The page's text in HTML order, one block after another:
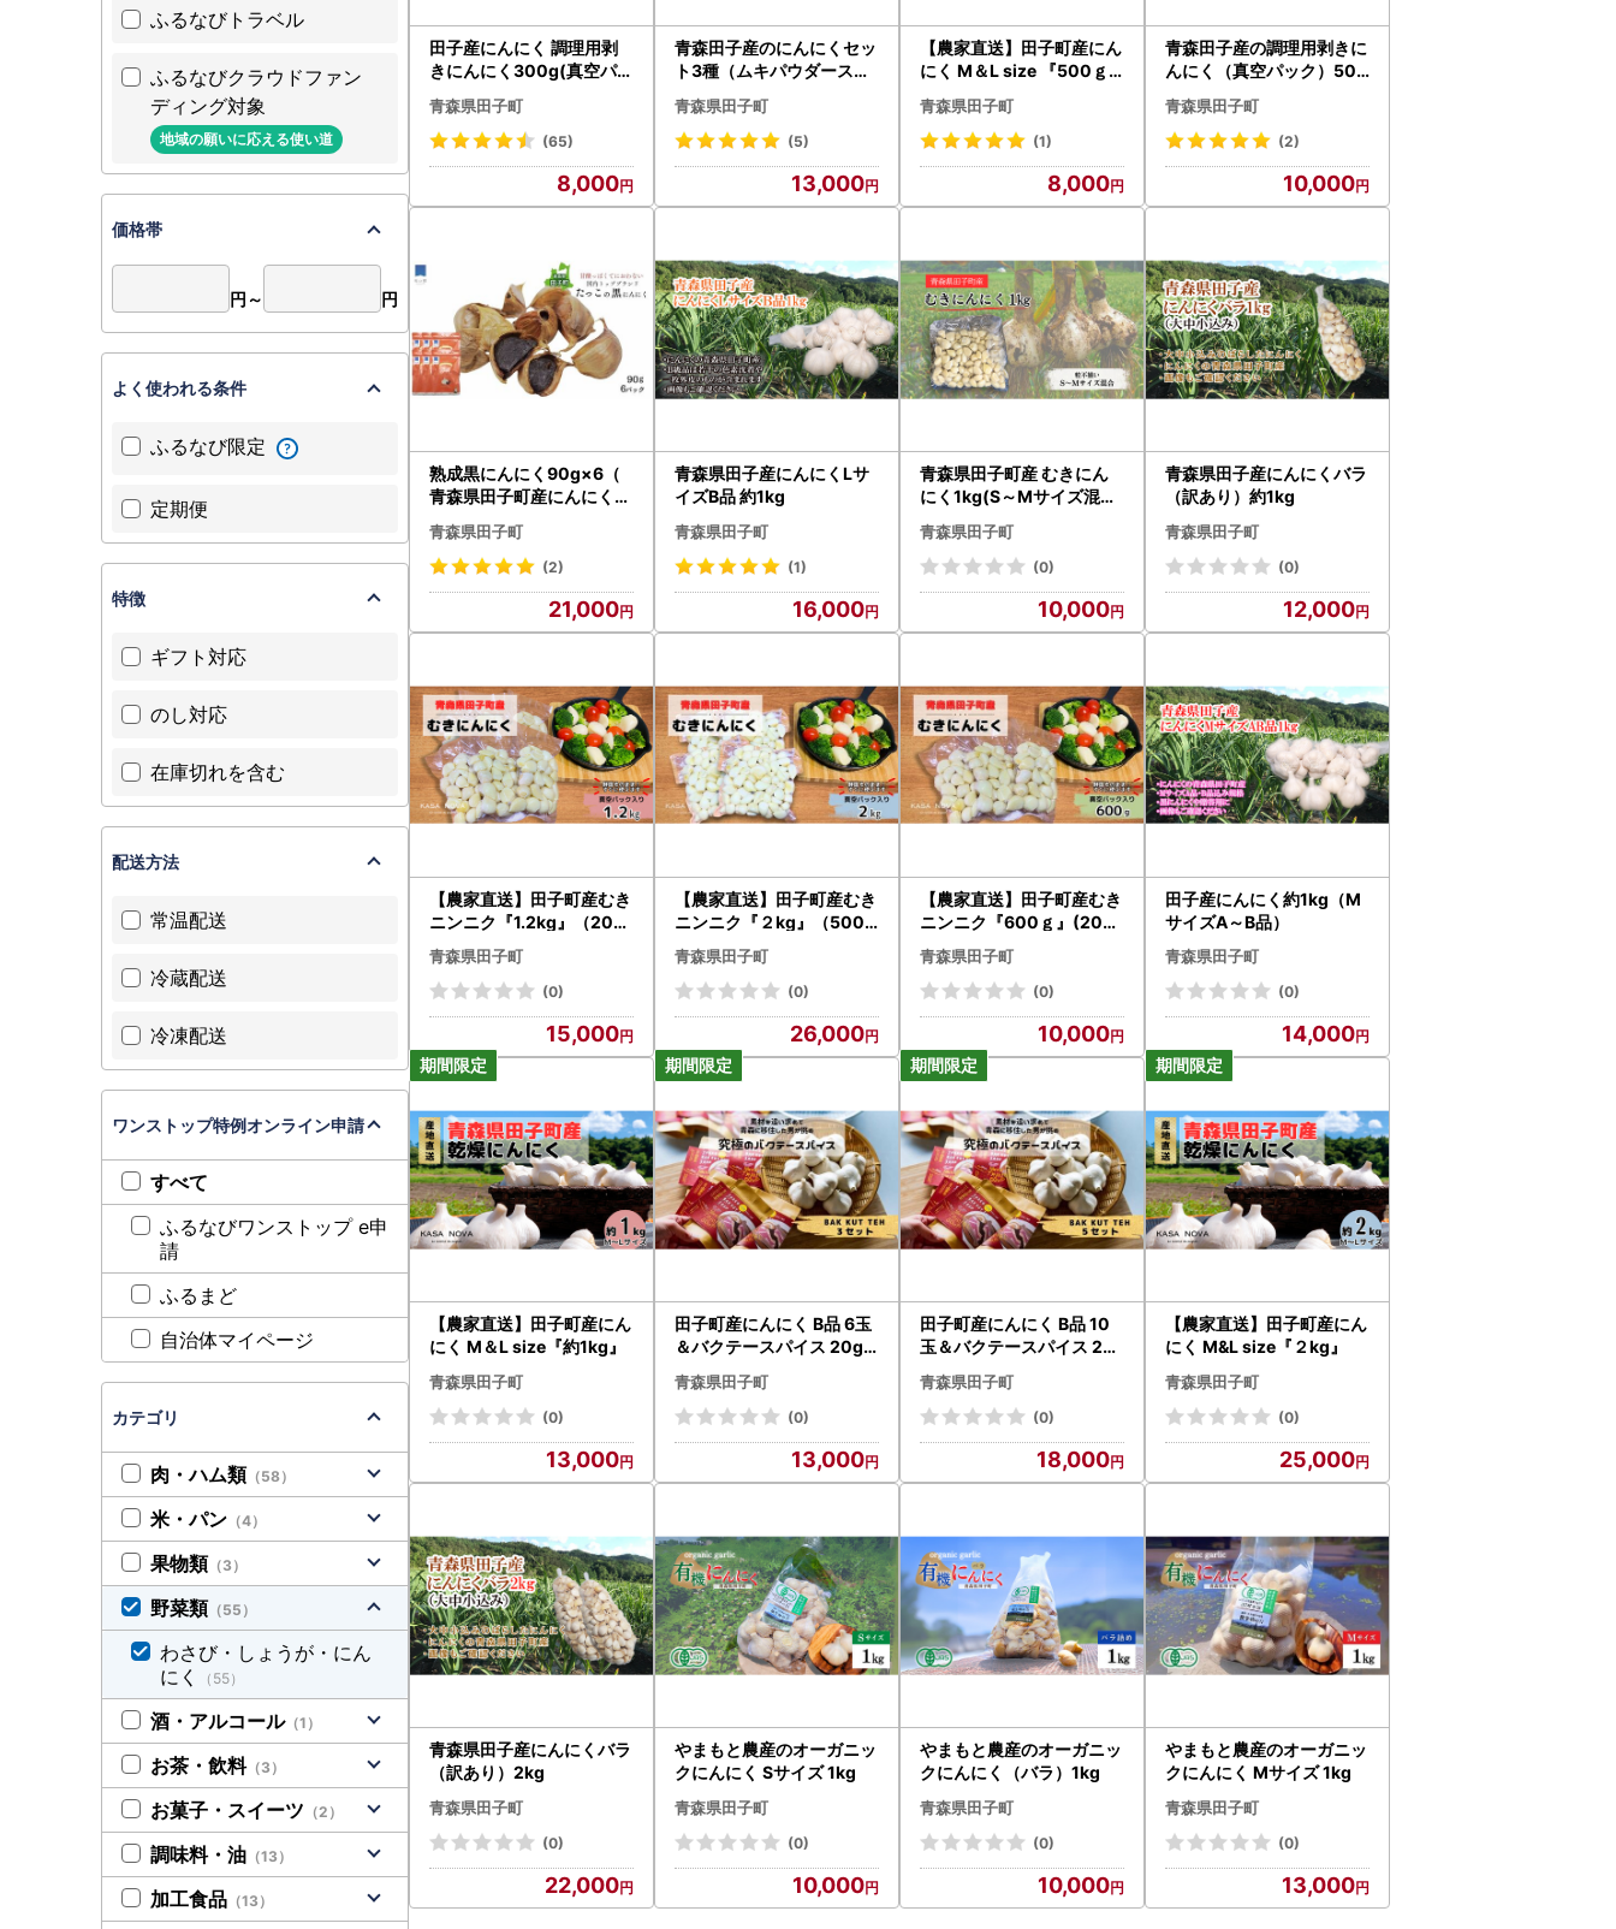
田子産にんにく 調理用剥
きにんにく300g(真空パッ
ク100g×3袋)
青森県田子町
(65)
8,000
青森田子産のにんにくセッ
ト3種（ムキパウダースラ
イス）
青森県田子町
(5)
13,000
【農家直送】田子町産にん
にく M＆L size 『500ｇ
』
青森県田子町
(1)
8,000
青森田子産の調理用剥きに
んにく（真空パック）500
g
青森県田子町
(2)
10,000
熟成黒にんにく90g×6（
青森県田子町産にんにく使
用）
青森県田子町
(2)
21,000
青森県田子産にんにくLサ
イズB品 約1kg
青森県田子町
(1)
16,000
青森県田子町産 むきにん
にく1kg(S～Mサイズ混合)
業務用
青森県田子町
(0)
10,000
青森県田子産にんにくバラ
（訳あり）約1kg
青森県田子町
(0)
12,000
【農家直送】田子町産むき
ニンニク『1.2kg』（200
ｇ×6袋）
青森県田子町
(0)
15,000
【農家直送】田子町産むき
ニンニク『２kg』（500g
×4）
青森県田子町
(0)
26,000
【農家直送】田子町産むき
ニンニク『600ｇ』(200
g×3)
青森県田子町
(0)
10,000
田子産にんにく約1kg（M
サイズA～B品）
青森県田子町
(0)
14,000
【農家直送】田子町産にん
にく M＆L size『約1kg』
青森県田子町
(0)
13,000
田子町産にんにく B品 6玉
＆バクテースパイス 20g×
3袋
青森県田子町
(0)
13,000
田子町産にんにく B品 10
玉＆バクテースパイス 20
g×5袋
青森県田子町
(0)
18,000
【農家直送】田子町産にん
にく M&L size『２kg』
青森県田子町
(0)
25,000
青森県田子産にんにくバラ
（訳あり）2kg
青森県田子町
(0)
22,000
やまもと農産のオーガニッ
クにんにく Sサイズ 1kg
青森県田子町
(0)
10,000
やまもと農産のオーガニッ
クにんにく（バラ）1kg
青森県田子町
(0)
10,000
やまもと農産のオーガニッ
クにんにく Mサイズ 1kg
青森県田子町
(0)
13,000
ふるなびトラベル
ふるなびクラウドファン
ディング対象
地域の願いに応える使い道
価格帯
円～ 円
よく使われる条件
ふるなび限定
定期便
特徴
ギフト対応
のし対応
在庫切れを含む
配送方法
常温配送
冷蔵配送
冷凍配送
ワンストップ特例オンライン申請
すべて
ふるなびワンストップ e申
請
ふるまど
自治体マイページ
カテゴリ
肉・ハム類 （58）
米・パン （4）
果物類 （3）
野菜類 （55）
わさび・しょうが・にん
にく
（55）
酒・アルコール（1）
お茶・飲料（3）
お菓子・スイーツ （2）
調味料・油 （13）
加工食品 （13）